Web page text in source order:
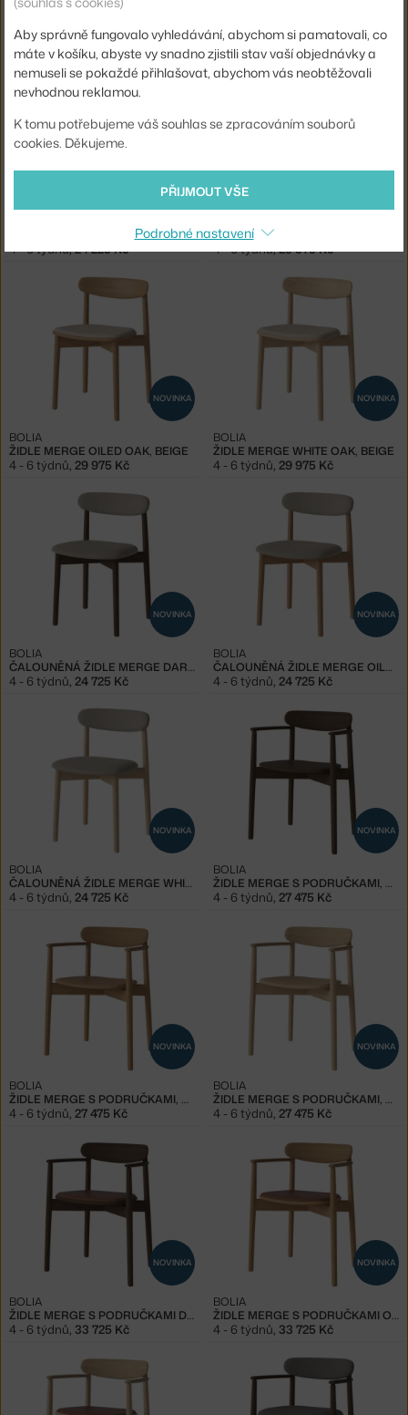
BOLIA
4 - 6 týdnů,24 225 Kč 4 - 6 týdnů,24 225 Kč
NOVINKA
ŽIDLE MERGE, WHITE OAK
4 - 6 týdnů,24 225 Kč
ŽIDLE MERGE DARK OAK, BEIGE
4 - 6 týdnů,29 975 Kč
NOVINKA
ŽIDLE MERGE OILED OAK, BEIGE
BOLIA
4 - 6 týdnů, 29 975 Kč
NOVINKA
ŽIDLE MERGE WHITE OAK, BEIGE
BOLIA
4 - 6 týdnů, 29 975 Kč
NOVINKA
ČALOUNĚNÁ ŽIDLE MERGE DARK OAK, SAND
BOLIA
4 - 6 týdnů, 24 725 Kč
NOVINKA
ČALOUNĚNÁ ŽIDLE MERGE OILED OAK, SAND
BOLIA
4 - 6 týdnů, 24 725 Kč
NOVINKA
ČALOUNĚNÁ ŽIDLE MERGE WHITE OAK, SAND
BOLIA
4 - 6 týdnů, 24 725 Kč
NOVINKA
ŽIDLE MERGE S PODRUČKAMI, DARK OAK
BOLIA
4 - 6 týdnů, 27 475 Kč
NOVINKA
ŽIDLE MERGE S PODRUČKAMI, OILED OAK
BOLIA
4 - 6 týdnů 27 475 Kč
NOVINKA
ŽIDLE MERGE S PODRUČKAMI, WHITE OAK
BOLIA
4 - 6 týdnů 27 475 Kč
NOVINKA
ŽIDLE MERGE S PODRUČKAMI DARK OAK, COGNAC
BOLIA
4 - 6 týdnů 33 725 Kč
NOVINKA
ŽIDLE MERGE S PODRUČKAMI OILED OAK, COGNAC
BOLIA
4 - 6 týdnů 33 725 Kč
Aby správně fungovalo vyhledávání, abychom si pamatovali, co
máte v košíku, abyste vy snadno zjistili stav vaší objednávky a
nemuseli se pokaždé přihlašovat, abychom vás neobtěžovali
nevhodnou reklamou.
K tomu potřebujeme váš souhlas se zpracováním souborů
cookies. Děkujeme.
PŘIJMOUT VŠE
Podrobné nastavení